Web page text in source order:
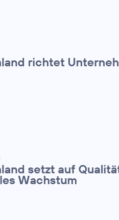
richtet
setzt auf
Wachstum